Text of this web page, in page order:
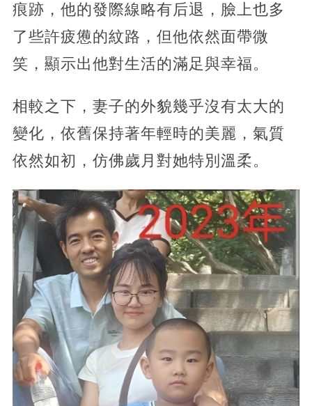
痕跡， 他的發際線略有后退，臉上也多
了些許疲憊的紋路，但他依然面帶微
笑，顯示出他對生活的滿足與幸福。
相較之下，妻子的外貌幾乎沒有太大的
變化，依舊保持著年輕時的美麗，氣質
依然如初，仿佛歲月對她特別溫柔。